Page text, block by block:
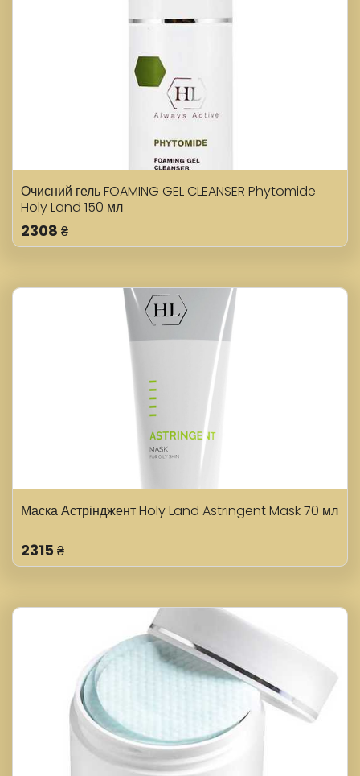
Очисний гель FOAMING GEL CLEANSER Phytomide
Holy Land 150 мл
2308 ₴
Маска Астрінджент Holy Land Astringent Mask 70 мл
2315 ₴